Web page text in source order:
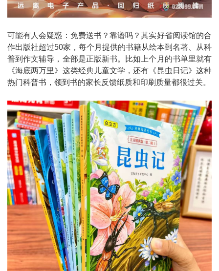
可能有人会疑惑：免费送书？靠谱吗？其实好省阅读馆的合
作出版社超过50家，每个月提供的书籍从绘本到名著、从科
普到作文辅导，全部是正版新书。比如上个月的书单里就有
《海底两万里》这类经典儿童文学，还有《昆虫日记》这种
热门科普书，领到书的家长反馈纸质和印刷质量都很过关。